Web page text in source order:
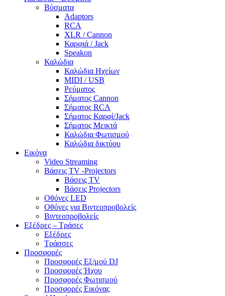
Βύσματα
Adaptors
RCA
XLR / Cannon
Καρφιά / Jack
Speakon
Καλώδια
Καλώδια Ηχείων
MIDI / USB
Ρεύματος
Σήματος Cannon
Σήματος RCA
Σήματος Καρφί/Jack
Σήματος Μεικτά
Καλώδια Φωτισμού
Καλώδια δικτύου
Εικόνα
Video Streaming
Βάσεις TV -Projectors
Βάσεις TV
Βάσεις Projectors
Οθόνες LED
Οθόνες για Βιντεοπροβολείς
Βιντεοπροβολείς
Εξέδρες – Τράσες
Εξέδρες
Τράσσες
Προσφορές
Προσφορές Εξ/μού DJ
Προσφορές Ήχου
Προσφορές Φωτισμού
Προσφορές Εικόνας